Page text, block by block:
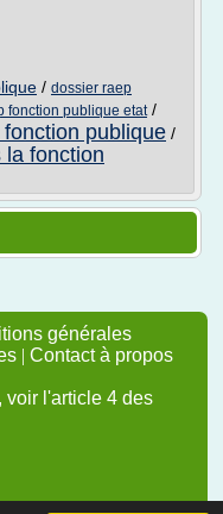
/ dossier raep
fonction publique etat/
publique /
la fonction
générales
| Contact à propos
voir l'article 4 des